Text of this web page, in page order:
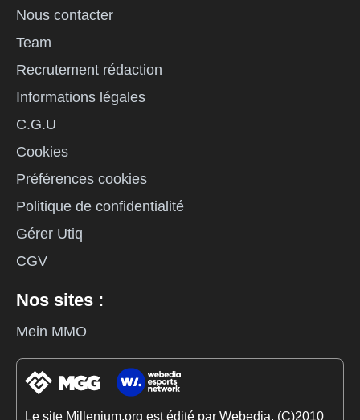
Nous contacter
Team
Recrutement rédaction
Informations légales
C.G.U
Cookies
Préférences cookies
Politique de confidentialité
Gérer Utiq
CGV
Nos sites :
Mein MMO
Le site Millenium.org est édité par Webedia. (C)2010